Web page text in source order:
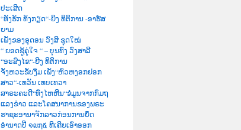
ປະເສີດ
“ທັງຮັກ ທັງກຽດ“-ຍິງ ທິຕິການ -ອາຮ໌ສ
ຍາມ
ເພັງຂອງອຸດອນ ວົງສີ ຊຸດໃໝ່
“ ຍອດຊູ້ຄູ່ໃຈ “ – ບຸນທົງ ວົງສາລີ
“ອະສົງໄຂ“-ຍີງ ທິຕິການ
ຈັງຫວະຂັບງື່ມ ເພັງ“ຫົວຫງອກຢອກ
ສາວ“-ເທວັນ ເທບເທວາ
ສາຣະຄະດີ“ທົ່ງໄຫຫີນ“ຂໍ່ມູນຈາກກົມຖ
ແລງຂ່າວ ແລະໂຄສນາການຂອງພຣະ
ຮາຊະອານາຈັກລາວກ່ອນການຍຶດ
ອຳນາດປີ ໑໙໗໕ ທີເຄີຍເອົາອອກ